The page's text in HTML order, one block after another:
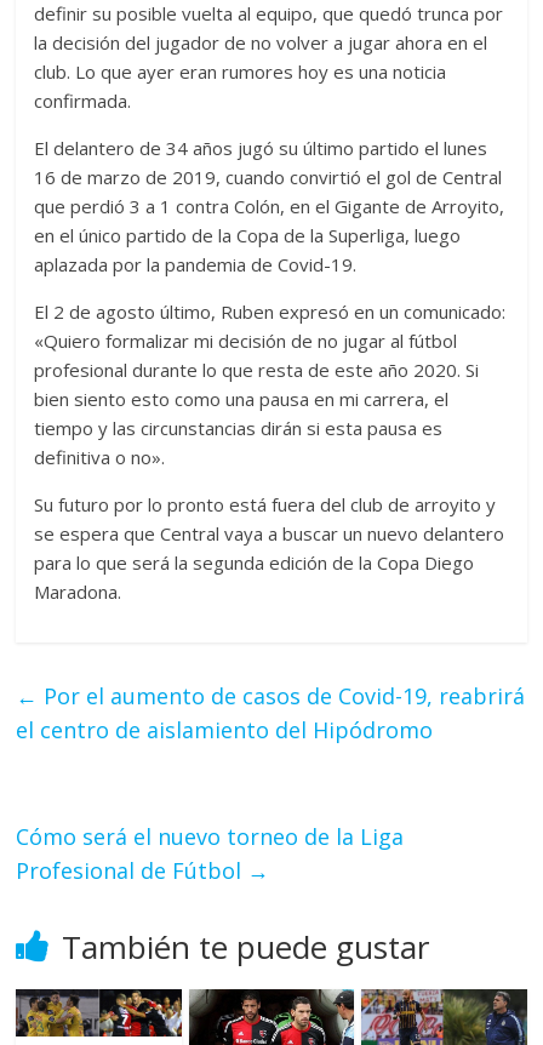
definir su posible vuelta al equipo, que quedó trunca por
la decisión del jugador de no volver a jugar ahora en el
club. Lo que ayer eran rumores hoy es una noticia
confirmada.
El delantero de 34 años jugó su último partido el lunes
16 de marzo de 2019, cuando convirtió el gol de Central
que perdió 3 a 1 contra Colón, en el Gigante de Arroyito,
en el único partido de la Copa de la Superliga, luego
aplazada por la pandemia de Covid-19.
El 2 de agosto último, Ruben expresó en un comunicado:
«Quiero formalizar mi decisión de no jugar al fútbol
profesional durante lo que resta de este año 2020. Si
bien siento esto como una pausa en mi carrera, el
tiempo y las circunstancias dirán si esta pausa es
definitiva o no».
Su futuro por lo pronto está fuera del club de arroyito y
se espera que Central vaya a buscar un nuevo delantero
para lo que será la segunda edición de la Copa Diego
Maradona.
← Por el aumento de casos de Covid-19, reabrirá
el centro de aislamiento del Hipódromo
Cómo será el nuevo torneo de la Liga
Profesional de Fútbol →
También te puede gustar